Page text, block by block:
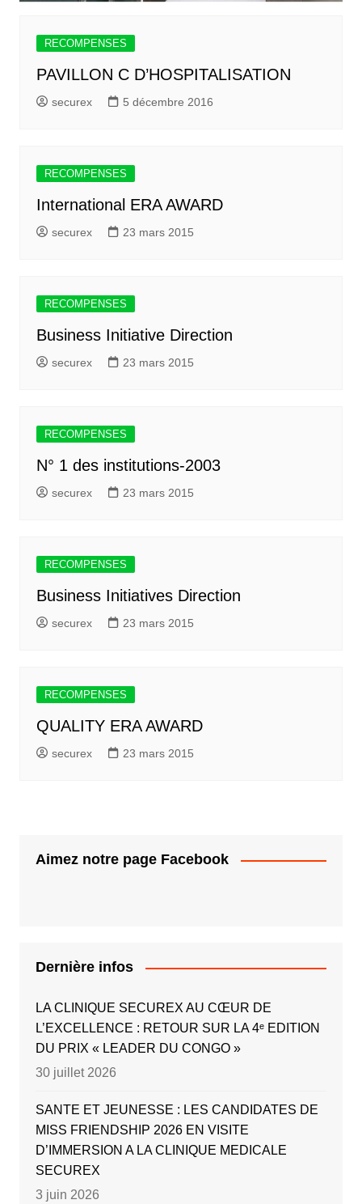
RECOMPENSES
PAVILLON C D’HOSPITALISATION
securex 5 décembre 2016
RECOMPENSES
International ERA AWARD
securex 23 mars 2015
RECOMPENSES
Business Initiative Direction
securex 23 mars 2015
RECOMPENSES
N° 1 des institutions-2003
securex 23 mars 2015
RECOMPENSES
Business Initiatives Direction
securex 23 mars 2015
RECOMPENSES
QUALITY ERA AWARD
securex 23 mars 2015
Aimez notre page Facebook
Dernière infos
LA CLINIQUE SECUREX AU CŒUR DE
L’EXCELLENCE : RETOUR SUR LA 4ᵉ EDITION
DU PRIX « LEADER DU CONGO »
30 juillet 2026
SANTE ET JEUNESSE : LES CANDIDATES DE
MISS FRIENDSHIP 2026 EN VISITE
D’IMMERSION A LA CLINIQUE MEDICALE
SECUREX
3 juin 2026